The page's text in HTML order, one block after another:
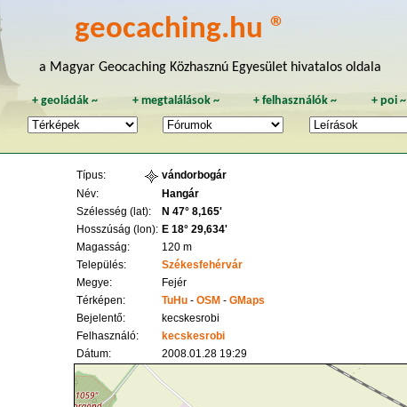
geocaching.hu ®
a Magyar Geocaching Közhasznú Egyesület hivatalos oldala
+geoládák ~ + megtalálások~ +felhasználók ~ + poi~
Típus: vándorbogár
Név:
Hangár
Szélesség (lat):
N 47° 8,165'
Hosszúság (lon): E 18° 29,634'
Magasság:
120 m
Település:
Székesfehérvár
Megye:
Fejér
Térképen:
TuHu - OSM - GMaps
Bejelentő:
kecskesrobi
Felhasználó:
kecskesrobi
Dátum:
2008.01.28 19:29